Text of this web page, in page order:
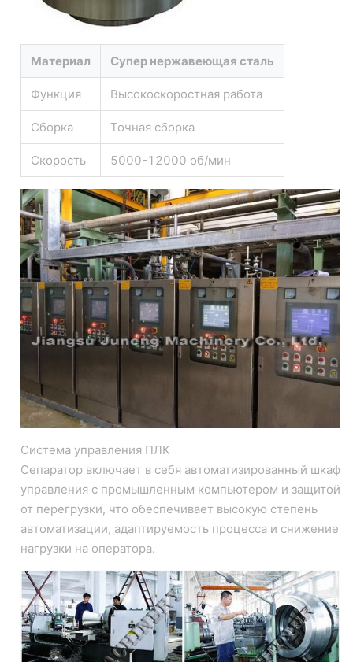
Материал Супер нержавеющая сталь
Функция Высокоскоростная работа
Сборка Точная сборка
Скорость 5000-12000 об/мин
Система управления ПЛК
Сепаратор включает в себя автоматизированный шкаф
управления с промышленным компьютером и защитой
от перегрузки, что обеспечивает высокую степень
автоматизации, адаптируемость процесса и снижение
нагрузки на оператора.